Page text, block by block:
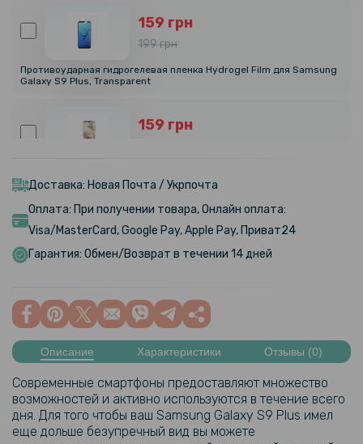
159 грн
199 грн
Противоударная гидрогелевая пленка Hydrogel Film для Samsung
Galaxy S9 Plus, Transparent
159 грн
Galaxy A12, Transparent
159 грн
199 грн
Galaxy A12 на заднюю панель, Transparent
Доставка: Новая Почта / Укрпочта
Оплата: При получении товара, Онлайн оплата:
Visa/MasterCard, Google Pay, Apple Pay, Приват24
Гарантия: Обмен/Возврат в течении 14 дней
Описание Характеристики Отзывы (0)
Современные смартфоны предоставляют множество
возможностей и активно используются в течение всего
дня. Для того чтобы ваш Samsung Galaxy S9 Plus имел
еще дольше безупречный вид вы можете